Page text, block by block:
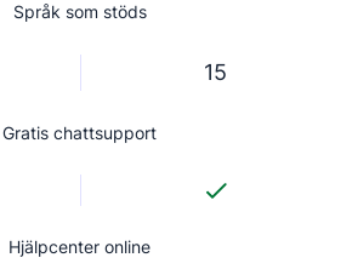
Språk som stöds
15
Gratis chattsupport
Hjälpcenter online